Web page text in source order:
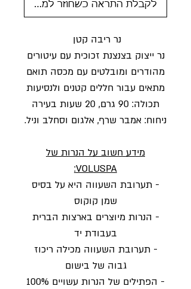
לקבלת התראה כשחוזר למלאי
נר ריבה קטן
נר ייצוק בצנצנת זכוכית עם עיטורים
מהודרים ומובלטים עם מכסה תואם
מתאים עבור חללים קטנים ולנסיעות
תכולה: 90 גרם, 20 שעות בעירה
ניחוח: אמבר שרף, אלגום וסחלב וניל.
מידע חשוב על הנרות של
VOLUSPA:
- תערובת השעווה היא על בסיס
שמן קוקוס
- הנרות מיוצרים בארצות הברית
בעבודת יד
- תערובת השעווה מכילה ריכוז
גבוה של בישום
- הפתילים של הנרות עשויים 100%